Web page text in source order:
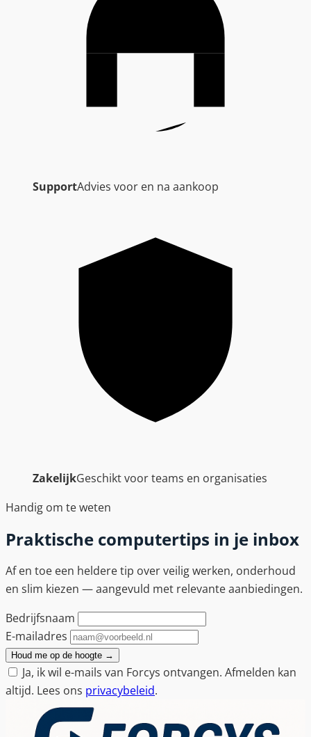
SupportAdvies voor en na aankoop
ZakelijkGeschikt voor teams en organisaties
Handig om te weten
Praktische computertips in je inbox
Af en toe een heldere tip over veilig werken, onderhoud
en slim kiezen — aangevuld met relevante aanbiedingen.
Bedrijfsnaam
E-mailadres
Houd me op de hoogte →
Ja, ik wil e-mails van Forcys ontvangen. Afmelden kan
altijd. Lees ons privacybeleid.